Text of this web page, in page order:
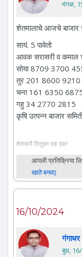
मंगळ,
शेतमालाचे आजचे बाजार
सायं. 5 पावेतो
आवक सरासरी व कमाल
सोया 8709 3700
तुर 201 8600 9210
चना 161 6350
गहु 34 2770 2815
कृषि उत्पन्न बाजार
शेतकरी तितुका एक एक!
आपली प्रतिक्रिया
खाते बनवा)
16/10/2024
बुध,